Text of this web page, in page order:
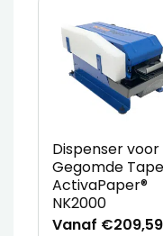
Dispenser voor
Gegomde
ActivaPaper®
NK2000
Vanaf €209,59